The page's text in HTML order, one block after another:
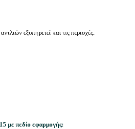
εξυπηρετεί και τις περιοχές:
με πεδίο εφαρμογής: